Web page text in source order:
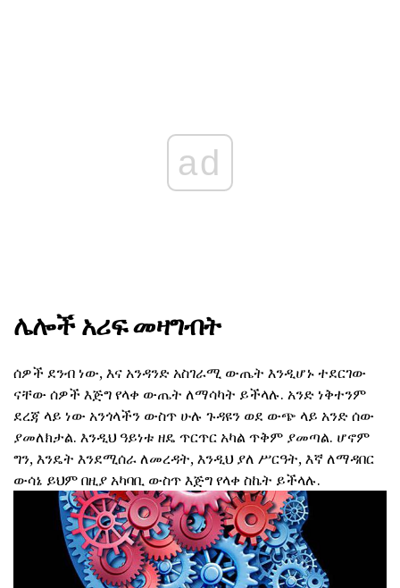
ad
ሌሎች አሪፍ መዛግብት
ሰዎች ደንብ ነው, እና አንዳንድ አስገራሚ ውጤት እንዲሆኑ ተደርገው
ናቸው ሰዎች እጅግ የላቀ ውጤት ለማሳካት ይችላሉ. አንድ ነቅተንም
ደረጃ ላይ ነው አንጎላችን ውስጥ ሁሉ ጉዳዩን ወደ ውጭ ላይ አንድ ሰው
ያመለክታል. እንዲህ ዓይነቱ ዘዴ ጥርጥር አካል ጥቅም ያመጣል. ሆኖም
ግን, እንዴት እንደሚሰራ ለመረዳት, እንዲህ ያለ ሥርዓት, እኛ ለማዳበር
ውሳኔ ይህም በዚያ አካባቢ ውስጥ እጅግ የላቀ ስኬት ይችላሉ.